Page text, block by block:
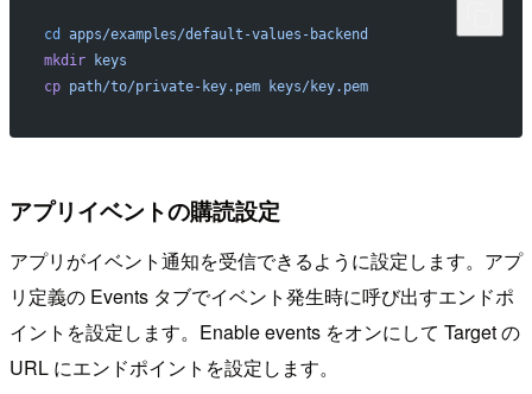
cd
apps/examples/default-values-backend
mkdir keys
cp path/to/private-key.pem keys/key.pem
アプリイベントの購読設定
アプリがイベント通知を受信できるように設定します。アプ
リ定義の Events タブでイベント発生時に呼び出すエンドポ
イントを設定します。Enable events をオンにして Target の
URL にエンドポイントを設定します。